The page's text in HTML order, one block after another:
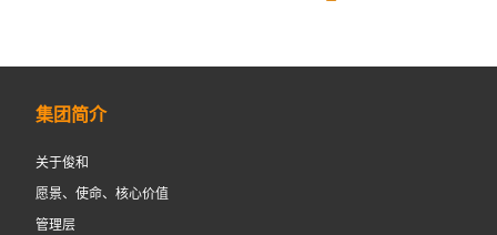
集团简介
关于俊和
愿景、使命、核心价值
管理层